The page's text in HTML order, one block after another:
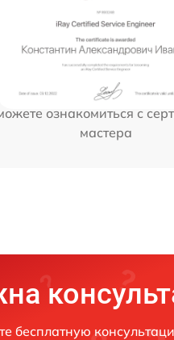
ознакомиться с
мастера
бесплатную